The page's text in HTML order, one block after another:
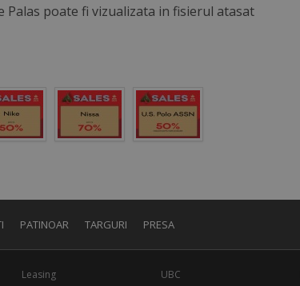
poate fi vizualizata in fisierul atasat
PATINOAR TARGURI PRESA
Leasing
UBC